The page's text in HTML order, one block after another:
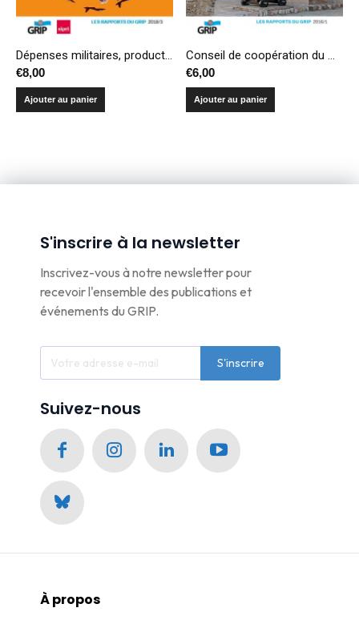
Dépenses militaires, production et transferts d’armes – Compendium 2018
€8,00
Ajouter au panier
Conseil de coopération du Golfe, une politique de puissance en trompe-l’œil
€6,00
Ajouter au panier
S'inscrire à la newsletter
Inscrivez-vous à notre newsletter pour
recevoir l'ensemble des publications et
événements du GRIP.
S'inscrire
Suivez-nous
À propos